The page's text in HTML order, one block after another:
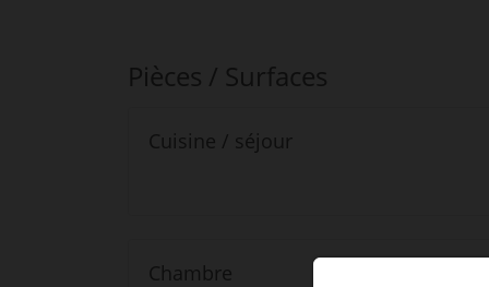
Pièces / Surfaces
Cuisine / séjour
Chambre